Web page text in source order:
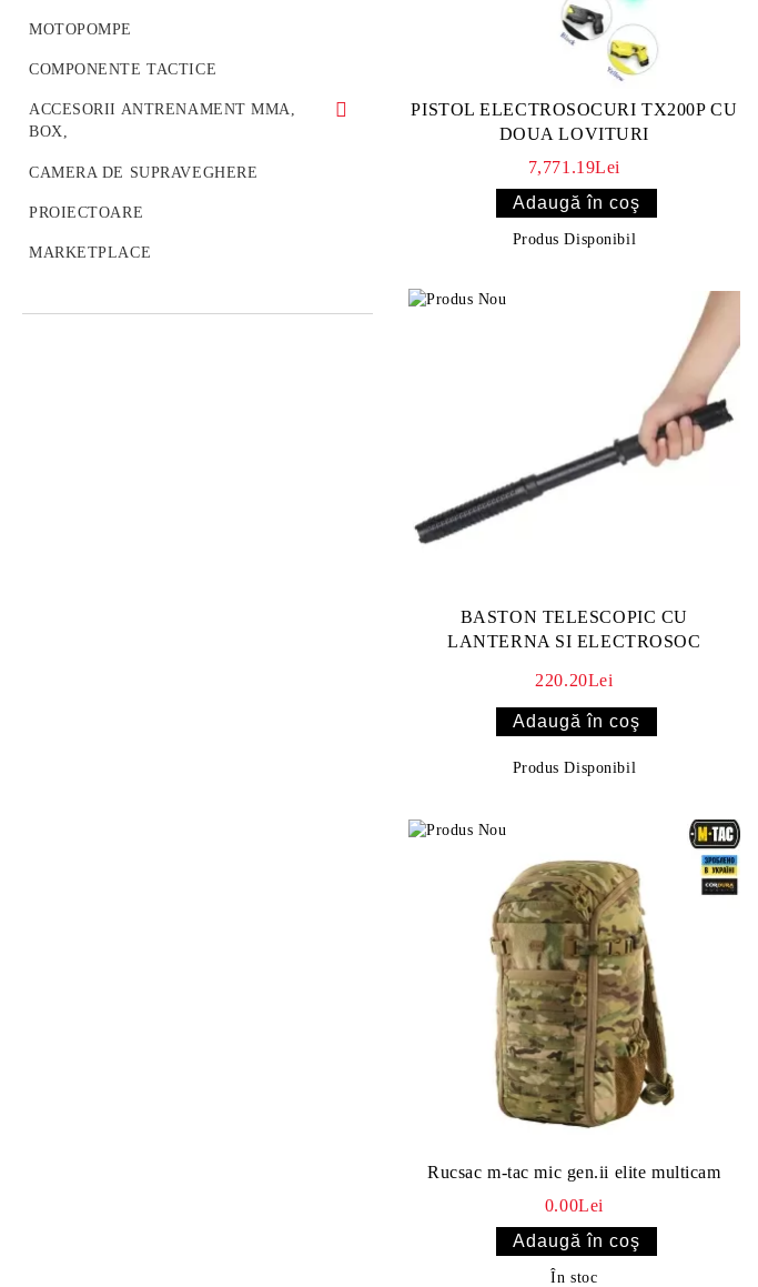
MOTOPOMPE
COMPONENTE TACTICE
ACCESORII ANTRENAMENT MMA,
BOX,
Palmare Antrenament
Manusi de lupta pentru antrenament
Casca Antrenament MMA
CAMERA DE SUPRAVEGHERE
PROIECTOARE
MARKETPLACE
PISTOL ELECTROSOCURI TX200P CU
DOUA LOVITURI
7,771.19Lei
Produs Disponibil
BASTON TELESCOPIC CU
LANTERNA SI ELECTROSOC
220.20Lei
Produs Disponibil
Rucsac m-tac mic gen.ii elite multicam
0.00Lei
În stoc